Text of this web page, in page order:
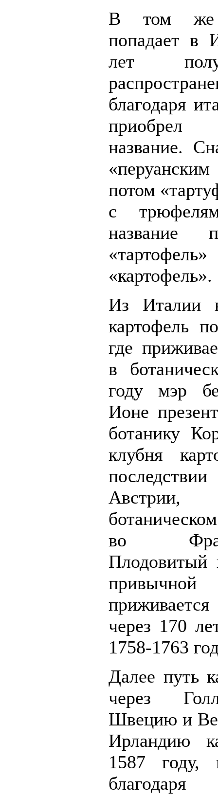
В том же
попадает в
лет
благодаря
приобрел
название.
потом
с
название
«картофель».
Из Италии
картофель
где
в
году мэр
Ионе
ботанику
клубня
во
Плодовитый
через 170
1758-1763
Далее путь
через
Швецию и
Ирландию
1587 году,